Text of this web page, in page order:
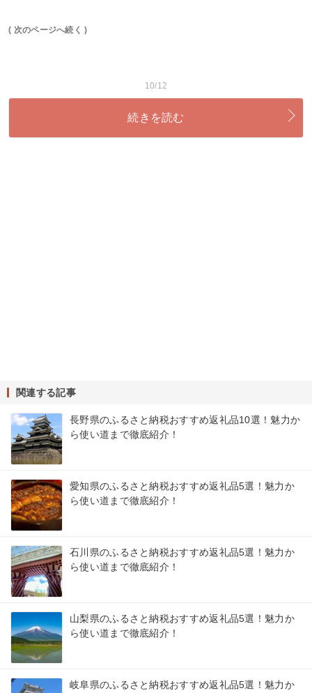
( 次のページへ続く )
10/12
続きを読む
関連する記事
長野県のふるさと納税おすすめ返礼品10選！魅力か
ら使い道まで徹底紹介！
愛知県のふるさと納税おすすめ返礼品5選！魅力か
ら使い道まで徹底紹介！
石川県のふるさと納税おすすめ返礼品5選！魅力か
ら使い道まで徹底紹介！
山梨県のふるさと納税おすすめ返礼品5選！魅力か
ら使い道まで徹底紹介！
岐阜県のふるさと納税おすすめ返礼品5選！魅力か